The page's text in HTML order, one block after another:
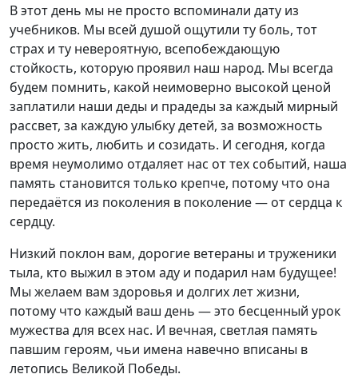
В этот день мы не просто вспоминали дату из
учебников. Мы всей душой ощутили ту боль, тот
страх и ту невероятную, всепобеждающую
стойкость, которую проявил наш народ. Мы всегда
будем помнить, какой неимоверно высокой ценой
заплатили наши деды и прадеды за каждый мирный
рассвет, за каждую улыбку детей, за возможность
просто жить, любить и созидать. И сегодня, когда
время неумолимо отдаляет нас от тех событий, наша
память становится только крепче, потому что она
передаётся из поколения в поколение — от сердца к
сердцу.
Низкий поклон вам, дорогие ветераны и труженики
тыла, кто выжил в этом аду и подарил нам будущее!
Мы желаем вам здоровья и долгих лет жизни,
потому что каждый ваш день — это бесценный урок
мужества для всех нас. И вечная, светлая память
павшим героям, чьи имена навечно вписаны в
летопись Великой Победы.